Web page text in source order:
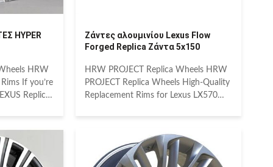
HYPER
HRW
If you’re
Replica
They
to your
Ζάντες αλουμινίου Lexus Flow
Forged Replica Ζάντα 5x150
HRW PROJECT Replica Wheels HRW
PROJECT Replica Wheels High-Quality
Replacement Rims for Lexus LX570
your LX570 or Replacement Rims for
your LAND CRUISER, look no further
than HRW PROJECT. Top-grade HRW